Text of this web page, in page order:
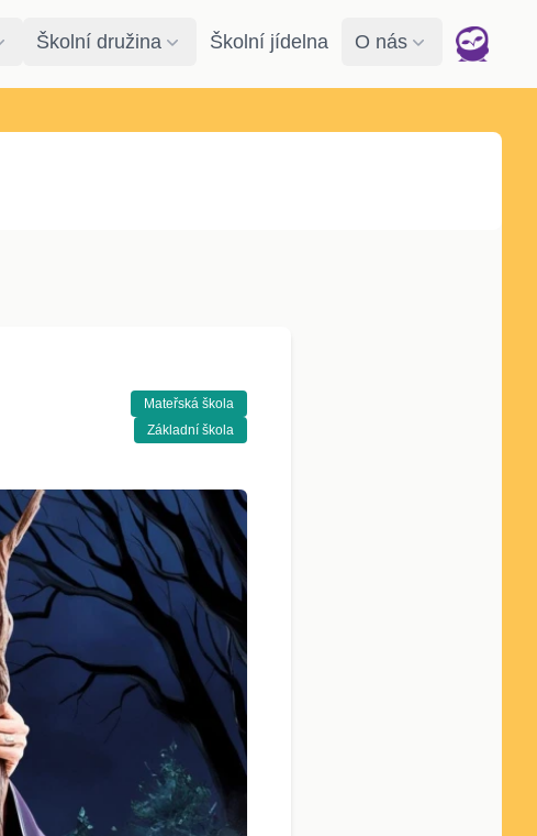
Školní družina Školní jídelna O nás
Mateřská škola
Základní škola